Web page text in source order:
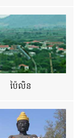
ប៉ៃលិន